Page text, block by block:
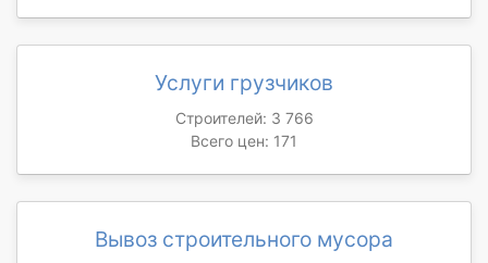
Услуги грузчиков
Строителей: 3 766
Всего цен: 171
Вывоз строительного мусора